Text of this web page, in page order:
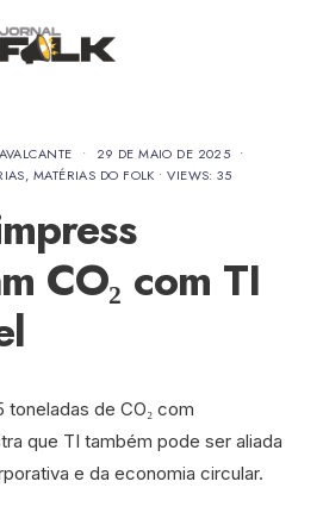
• 29 DE MAIO DE 2025 •
, MATÉRIAS DO FOLK •VIEWS: 35
CO₂ com TI
toneladas de CO₂ com
que TI também pode ser aliada
e da economia circular.